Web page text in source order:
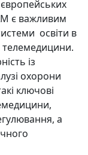
є важливим
освіти в
телемедицини.
із
охорони
ключові
а